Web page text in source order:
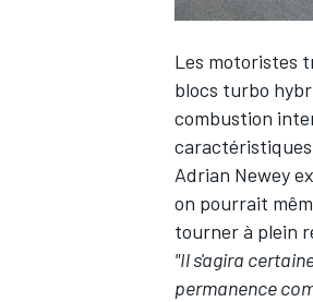
WEC
Les motoristes
blocs turbo
combustion
Adrian Newey
on pourrait
tourner à plein
"Il s'agira
permanence